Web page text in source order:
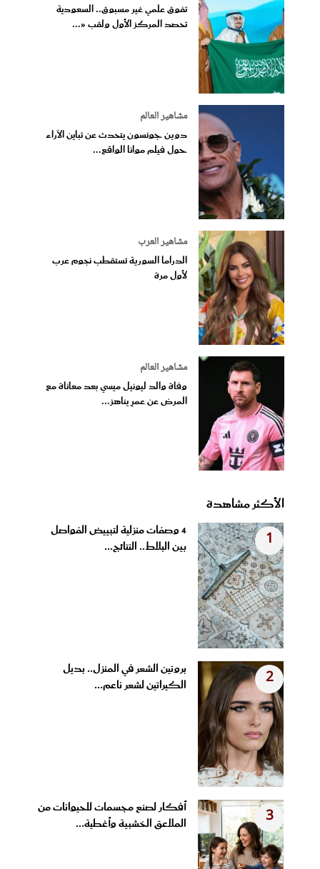
تفوق علمي غير مسبوق.. السعودية
تحصد المركز الأول ولقب «...
مشاهير العالم
دوين جونسون يتحدث عن تباين الآراء
حول فيلم موانا الواقع...
مشاهير العرب
الدراما السورية تستقطب نجوم عرب
لأول مرة
مشاهير العالم
وفاة والد ليونيل ميسي بعد معاناة مع
المرض عن عمرٍ يناهز...
الأكثر مشاهدة
1
4 وصفات منزلية لتبييض الفواصل
بين البلاط.. النتائج...
2
بروتين الشعر في المنزل.. بديل
الكيراتين لشعر ناعم...
3
أفكار لصنع مجسمات للحيوانات من
الملاعق الخشبية وأغطية...